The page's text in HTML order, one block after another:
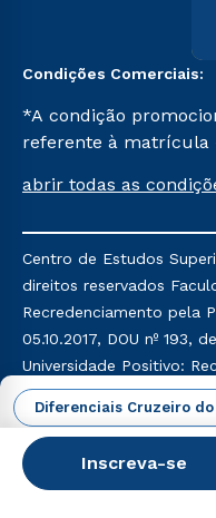
Diferenciais Cruzeiro do
Inscreva-se
Condições Comerciais:
*A condição
referente à matrícula
na prova on-line ou
semestre vigente,
e/ou não tenham
matrícula em uma
Sul Educacional, no
condições não se
outros programas
acumula com
pela Instituição.
abrir todas as
Centro de Estudos
direitos reservados
Recredenciamento pela
05.10.2017, DOU nº 193,
Universidade Positivo:
Portaria Ministerial nº
06.02.2017, seção 1, p.
Portaria Ministerial nº
04.11.2013, seção 1, p. 43